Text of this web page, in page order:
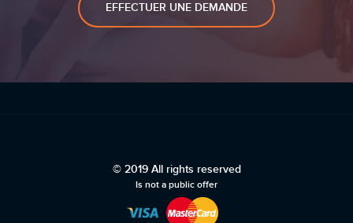
EFFECTUER UNE DEMANDE
© 2019 All rights reserved
Is not a public offer